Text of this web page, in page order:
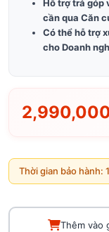
Hỗ trợ trả góp
cần qua Căn
Có thể hỗ trợ
cho Doanh
Thời gian bảo hành:
Thêm vào